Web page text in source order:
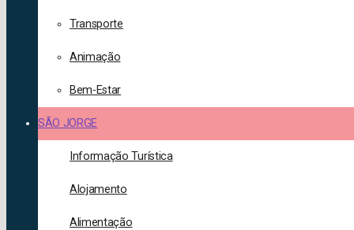
Transporte
Animação
Bem-Estar
SÃO JORGE
Informação Turística
Alojamento
Alimentação